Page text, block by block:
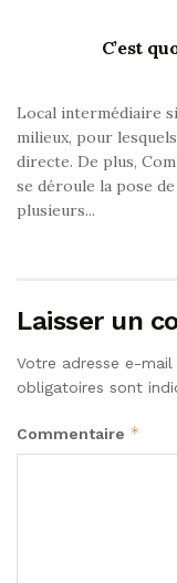
C’est
Local intermédiaire
milieux, pour
directe. De plus,
se déroule la pose
plusieurs...
Laisser un
Votre adresse e-
obligatoires sont
Commentaire *